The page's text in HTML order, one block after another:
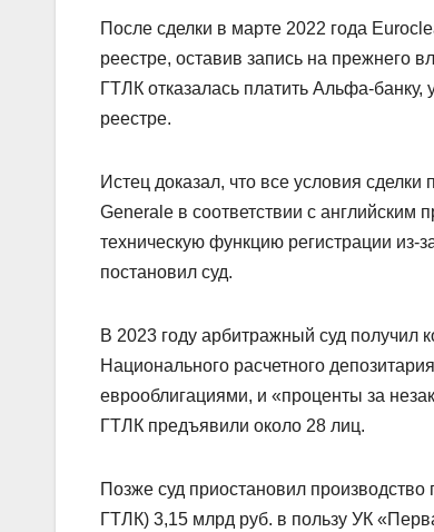
После сделки в марте 2022 года
реестре, оставив запись на прежнего
ГТЛК отказалась платить Альфа-банку,
реестре.
Истец доказал, что все условия
Generale в соответствии с
техническую функцию регистрации из-
постановил суд.
В 2023 году арбитражный суд получил
Национального расчетного
еврооблигациями, и «проценты за
ГТЛК предъявили около 28 лиц.
Позже суд приостановил
ГТЛК) 3,15 млрд руб. в пользу УК